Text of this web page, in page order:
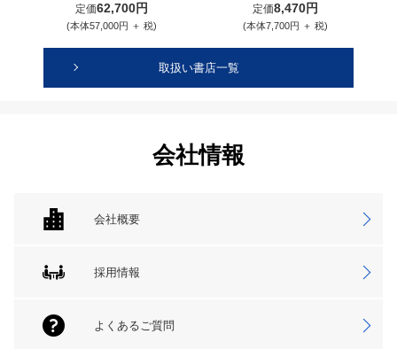
定価62,700円
(本体57,000円 ＋ 税)
定価8,470円
(本体7,700円 ＋ 税)
取扱い書店一覧
会社情報
会社概要
採用情報
よくあるご質問